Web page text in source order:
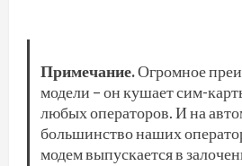
Примечание.Огромное
модели – он кушает сим-
любых операторов. И на
большинство наших
модем выпускается в